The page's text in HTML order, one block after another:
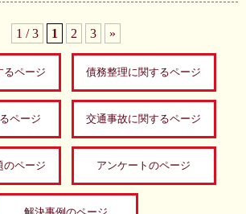
1 / 3 1 2 3 »
るページ 債務整理に関するページ
ページ 交通事故に関するページ
のページ アンケートのページ